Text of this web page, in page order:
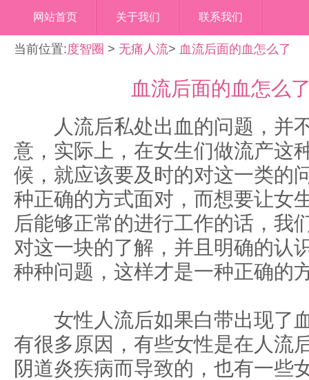
网站首页 关于我们 联系我们
当前位置:度智圈 > 无痛人流> 血流后面的血怎么了
血流后面的血怎么
人流后私处出血的问题，并
意，实际上，在女生们做流产这
候，就应该要及时的对这一类的
种正确的方式面对，而想要让女
后能够正常的进行工作的话，我
对这一块的了解，并且明确的认
种种问题，这样才是一种正确的
女性人流后如果白带出现了
有很多原因，有些女性是在人流
阴道炎疾病而导致的，也有一些